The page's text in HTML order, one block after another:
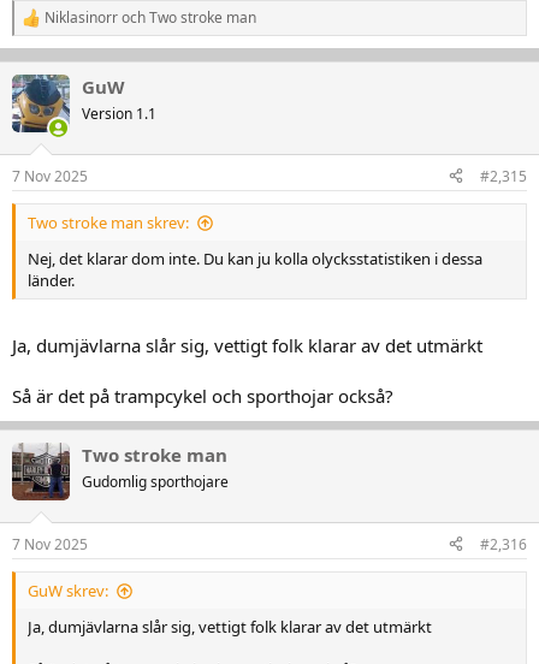
R
e
a
k
t
i
n
e
r
NiklasinorrochTwo stroke man
GuW
Version 1.1
7 Nov 2025 #2,315
Two stroke man skrev:
Nej, det klarar dom inte. Du kan ju kolla olycksstatistiken i dessa
länder.
Ja, dumjävlarna slår sig, vettigt folk klarar av det utmärkt
Så är det på trampcykel och sporthojar också?
Two stroke man
Gudomlig sporthojare
7 Nov 2025 #2,316
GuW skrev:
Ja, dumjävlarna slår sig, vettigt folk klarar av det utmärkt